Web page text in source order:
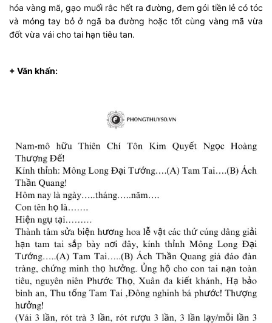
hóa vàng mã, gạo muối rắc hết ra đường, đem gói tiền lẻ có tóc
và móng tay bỏ ở ngã ba đường hoặc tốt cùng vàng mã vừa
đốt vừa vái cho tai hạn tiêu tan.
+ Văn khấn: